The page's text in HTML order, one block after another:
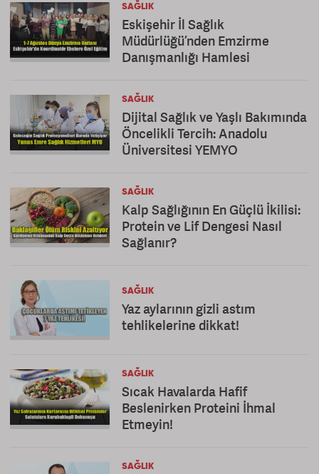
SAĞLIK
Eskişehir İl Sağlık
Müdürlüğü’nden Emzirme
Danışmanlığı Hamlesi
SAĞLIK
Dijital Sağlık ve Yaşlı Bakımında
Öncelikli Tercih: Anadolu
Üniversitesi YEMYO
SAĞLIK
Kalp Sağlığının En Güçlü İkilisi:
Protein ve Lif Dengesi Nasıl
Sağlanır?
SAĞLIK
Yaz aylarının gizli astım
tehlikelerine dikkat!
SAĞLIK
Sıcak Havalarda Hafif
Beslenirken Proteini İhmal
Etmeyin!
SAĞLIK